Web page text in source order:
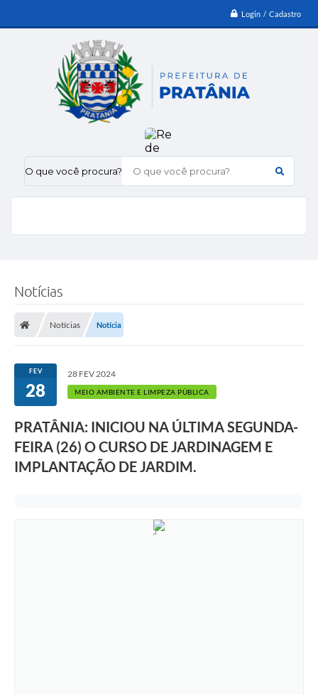
Login / Cadastro
O que você procura?
Notícias
Notícias Notícia
FEV
28
28 FEV 2024
MEIO AMBIENTE E LIMPEZA PÚBLICA
PRATÂNIA: INICIOU NA ÚLTIMA SEGUNDA-
FEIRA (26) O CURSO DE JARDINAGEM E
IMPLANTAÇÃO DE JARDIM.